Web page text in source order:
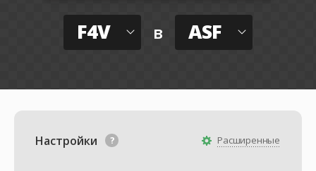
F4V в ASF
Расширенные
Настройки